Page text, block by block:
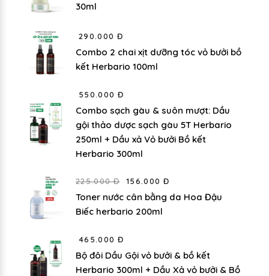
30ml
290.000 Đ
Combo 2 chai xịt dưỡng tóc vỏ bưởi bồ
kết Herbario 100ml
550.000 Đ
Combo sạch gàu & suôn mượt: Dầu
gội thảo dược sạch gàu 5T Herbario
250ml + Dầu xả Vỏ bưởi Bồ kết
Herbario 300ml
225.000 Đ 156.000 Đ
Toner nước cân bằng da Hoa Đậu
Biếc herbario 200ml
465.000 Đ
Bộ đôi Dầu Gội vỏ bưởi & bồ kết
Herbario 300ml + Dầu Xả vỏ bưởi & Bồ